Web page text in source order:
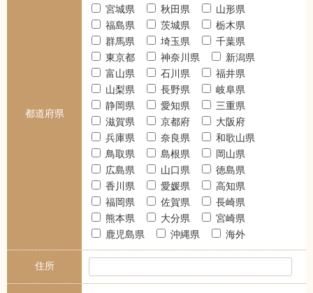
都道府県
宮城県
秋田県
山形県
福島県
茨城県
栃木県
群馬県
埼玉県
千葉県
東京都
神奈川県
新潟県
富山県
石川県
福井県
山梨県
長野県
岐阜県
静岡県
愛知県
三重県
滋賀県
京都府
大阪府
兵庫県
奈良県
和歌山県
鳥取県
島根県
岡山県
広島県
山口県
徳島県
香川県
愛媛県
高知県
福岡県
佐賀県
長崎県
熊本県
大分県
宮崎県
鹿児島県
沖縄県 海外
住所